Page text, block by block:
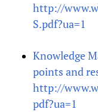
http://
S.pdf?ua=1
Knowledge
points and
http://
pdf?ua=1